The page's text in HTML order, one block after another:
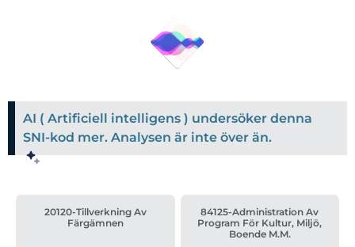
AI ( Artificiell intelligens ) undersöker denna
SNI-kod mer. Analysen är inte över än.
20120-Tillverkning Av
Färgämnen
84125-Administration Av
Program För Kultur, Miljö,
Boende M.m.